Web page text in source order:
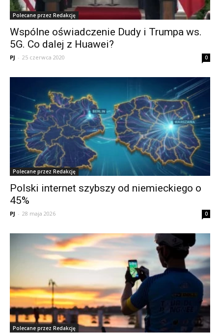
Polecane przez Redakcję
Wspólne oświadczenie Dudy i Trumpa ws.
5G. Co dalej z Huawei?
PJ - 25 czerwca 2020 0
Polecane przez Redakcję
Polski internet szybszy od niemieckiego o
45%
PJ - 28 maja 2026 0
Polecane przez Redakcję